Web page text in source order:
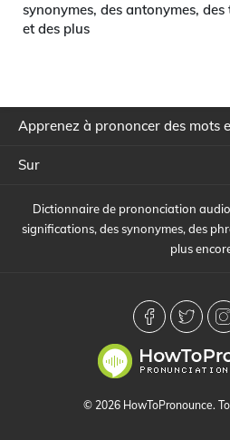
synonymes, des antonymes,
et des plus
Apprenez à prononcer des mots
Sur
Dictionnaire de prononciation
significations, des synonymes, des
plus
© 2026 HowToPronounce.